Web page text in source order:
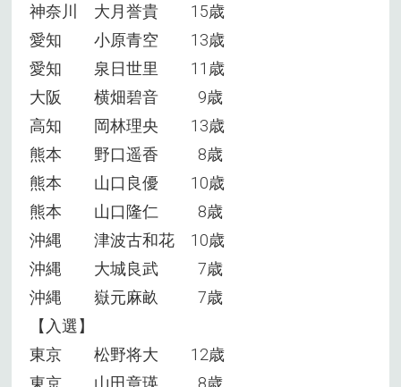
神奈川 大月誉貴 15歳
愛知 小原青空 13歳
愛知 泉日世里 11歳
大阪 横畑碧音 9歳
高知 岡林理央 13歳
熊本 野口遥香 8歳
熊本 山口良優 10歳
熊本 山口隆仁 8歳
沖縄 津波古和花 10歳
沖縄 大城良武 7歳
沖縄 嶽元麻畝 7歳
【入選】
東京 松野将大 12歳
東京 山田章瑛 8歳